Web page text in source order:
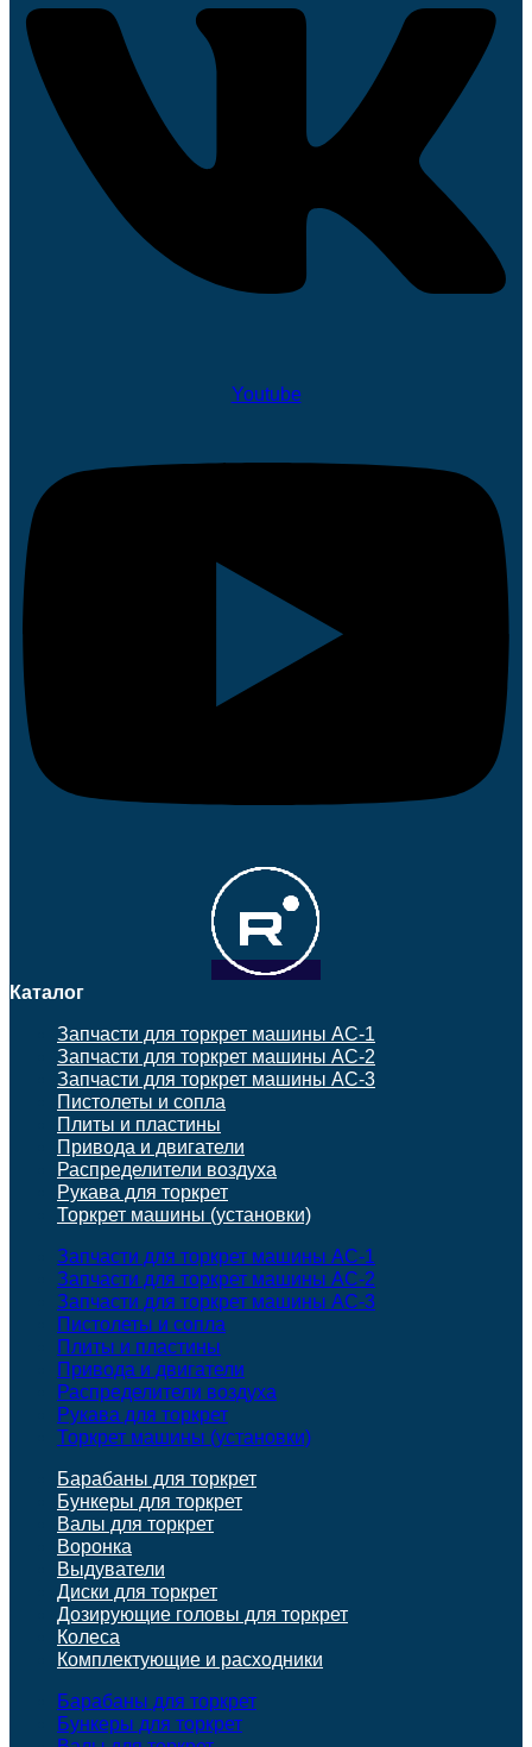
Youtube
Каталог
Запчасти для торкрет машины АС-1
Запчасти для торкрет машины АС-2
Запчасти для торкрет машины АС-3
Пистолеты и сопла
Плиты и пластины
Привода и двигатели
Распределители воздуха
Рукава для торкрет
Торкрет машины (установки)
Запчасти для торкрет машины АС-1
Запчасти для торкрет машины АС-2
Запчасти для торкрет машины АС-3
Пистолеты и сопла
Плиты и пластины
Привода и двигатели
Распределители воздуха
Рукава для торкрет
Торкрет машины (установки)
Барабаны для торкрет
Бункеры для торкрет
Валы для торкрет
Воронка
Выдуватели
Диски для торкрет
Дозирующие головы для торкрет
Колеса
Комплектующие и расходники
Барабаны для торкрет
Бункеры для торкрет